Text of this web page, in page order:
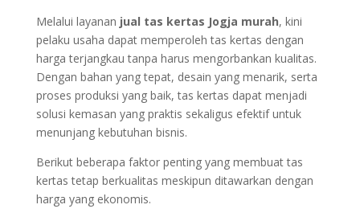
Melalui layanan jual tas kertas Jogja murah, kini
pelaku usaha dapat memperoleh tas kertas dengan
harga terjangkau tanpa harus mengorbankan kualitas.
Dengan bahan yang tepat, desain yang menarik, serta
proses produksi yang baik, tas kertas dapat menjadi
solusi kemasan yang praktis sekaligus efektif untuk
menunjang kebutuhan bisnis.
Berikut beberapa faktor penting yang membuat tas
kertas tetap berkualitas meskipun ditawarkan dengan
harga yang ekonomis.